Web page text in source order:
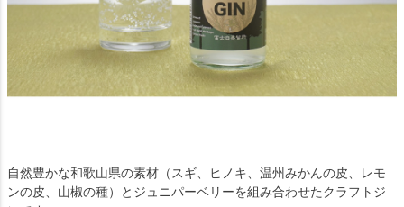
自然豊かな和歌山県の素材（スギ、ヒノキ、温州みかんの皮、レモ
ンの皮、山椒の種）とジュニパーベリーを組み合わせたクラフトジ